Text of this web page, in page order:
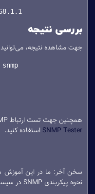
بررسی نتیجه
جهت مشاهده نتیجه، می‌توانید
همچنین جهت تست ارتباط SNMP می‌توانید از نرم افزار رایگان
SNMP Testerاستفاده کنید.
سخن آخر: ما در این آموزش
نحوه پیکربندی SNMP در سیسکو را به شما آموزش دهیم.